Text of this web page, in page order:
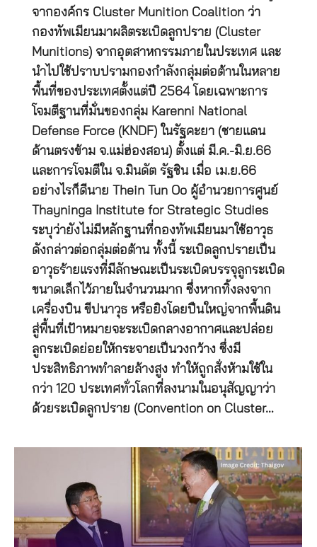
จากองค์กร Cluster Munition Coalition ว่า
กองทัพเมียนมาผลิตระเบิดลูกปราย (Cluster
Munitions) จากอุตสาหกรรมภายในประเทศ และ
นำไปใช้ปราบปรามกองกำลังกลุ่มต่อต้านในหลาย
พื้นที่ของประเทศตั้งแต่ปี 2564 โดยเฉพาะการ
โจมตีฐานที่มั่นของกลุ่ม Karenni National
Defense Force (KNDF) ในรัฐคะยา (ชายแดน
ด้านตรงข้าม จ.แม่ฮ่องสอน) ตั้งแต่ มี.ค.-มิ.ย.66
และการโจมตีใน จ.มินดัต รัฐชิน เมื่อ เม.ย.66
อย่างไรก็ดีนาย Thein Tun Oo ผู้อำนวยการศูนย์
Thayninga Institute for Strategic Studies
ระบุว่ายังไม่มีหลักฐานที่กองทัพเมียนมาใช้อาวุธ
ดังกล่าวต่อกลุ่มต่อต้าน ทั้งนี้ ระเบิดลูกปรายเป็น
อาวุธร้ายแรงที่มีลักษณะเป็นระเบิดบรรจุลูกระเบิด
ขนาดเล็กไว้ภายในจำนวนมาก ซึ่งหากทิ้งลงจาก
เครื่องบิน ขีปนาวุธ หรือยิงโดยปืนใหญ่จากพื้นดิน
สู่พื้นที่เป้าหมายจะระเบิดกลางอากาศและปล่อย
ลูกระเบิดย่อยให้กระจายเป็นวงกว้าง ซึ่งมี
ประสิทธิภาพทำลายล้างสูง ทำให้ถูกสั่งห้ามใช้ใน
กว่า 120 ประเทศทั่วโลกที่ลงนามในอนุสัญญาว่า
ด้วยระเบิดลูกปราย (Convention on Cluster…